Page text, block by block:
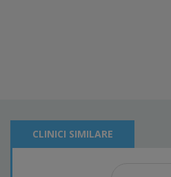
CLINICI SIMILARE